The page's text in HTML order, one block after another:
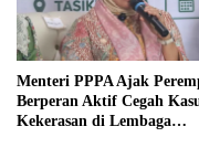
Menteri PPPA Ajak
Berperan Aktif Cegah
Kekerasan di Lembaga